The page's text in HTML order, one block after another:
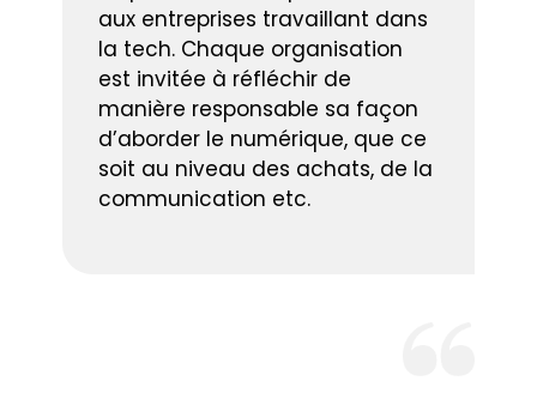
aux entreprises travaillant dans
la tech. Chaque organisation
est invitée à réfléchir de
manière responsable sa façon
d’aborder le numérique, que ce
soit au niveau des achats, de la
communication etc.